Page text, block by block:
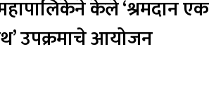
केले ‘श्रमदान एक
उपक्रमाचे आयोजन